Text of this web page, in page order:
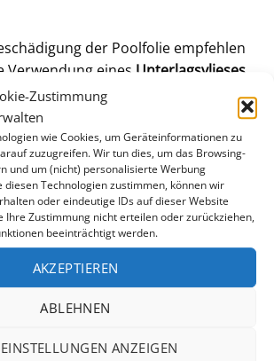
Zustimmung
wie Cookies, um Geräteinformationen zu
zuzugreifen. Wir tun dies, um das Browsing-
und um (nicht) personalisierte Werbung
diesen Technologien zustimmen, können wir
oder eindeutige IDs auf dieser Website
Ihre Zustimmung nicht erteilen oder zurückziehen,
beeinträchtigt werden.
AKZEPTIEREN
ABLEHNEN
ANZEIGEN
der Poolfolie empfehlen
Verwendung eines Unterlagsvlieses
mechanischen Beschädigungen
Reaktionen zwischen Folie und
Anläßlich des Folientausches
denverwitterten Handlaufim Zuge
ersetzen.
bei der Wahl der Folienbefestigung
Poolfolie, damit eine
gewährleistet ist.
im Pool
GRAU